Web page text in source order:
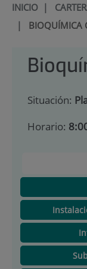
INICIO|
| BIOQUÍMICA
Situación:
Horario: